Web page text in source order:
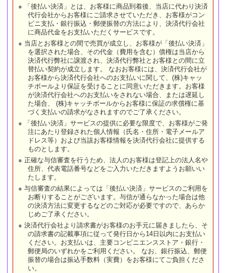
「後払い決済」とは、お客様に商品到着後、当店に代わり決済
代行会社からお客様にご請求させていただき、お客様がコン
ビニ支払・銀行振込・郵便振替の方法により、決済代行会社
に商品代金をお支払いただくサービスです。
当店とお客様との間で売買が成立し、お客様が「後払い決済」
を選択された場合、その代金（費用を含む）債権は当店から
決済代行弊社に譲渡され、決済代行弊社とお客様との間に立
替払い契約が成立します。 なおお客様には、決済代行会社が
お客様から決済代行会社へのお支払いに関して、(株)キャッ
チボールより保証を受けることに同意いただきます。お客様
が決済代行会社へのお支払いをされない場合、または遅延し
た場合、 (株)キャッチボールからお客様に保証の求償権に基
づく支払いの請求がなされますのでご了承ください。
「後払い決済」サービスの提供に必要な限度で、お客様がご発
注にあたり登録された個人情報（氏名・住所・電子メールア
ドレス等）および当該お客様情報を決済代行会社に提供する
ものとします。
正確な与信審査を行うため、法人のお客様は登記上の法人名や
住所、代表電話番号などをご入力いただきますようお願いい
たします。
与信審査の結果によっては「後払い決済」サービスのご利用を
お断りすることがございます。与信が通らなかった場合は他
の決済方法に変更するなどのご対応が必要ですので、あらか
じめご了承ください。
決済代行会社より請求書がお客様のお手元に届きましたら、そ
の請求書の記載事項に従って発行日から14日以内にお支払い
ください。お支払いは、主要コンビニエンスストア・銀行・
郵便局のいずれかをご利用ください。 なお、銀行振込、郵便
振替の場合は振込手数料（実費）をお客様にてご負担くださ
い。